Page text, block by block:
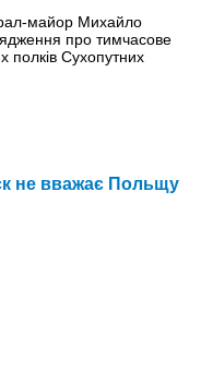
майор Михайло
про тимчасове
полків Сухопутних
не вважає Польщу